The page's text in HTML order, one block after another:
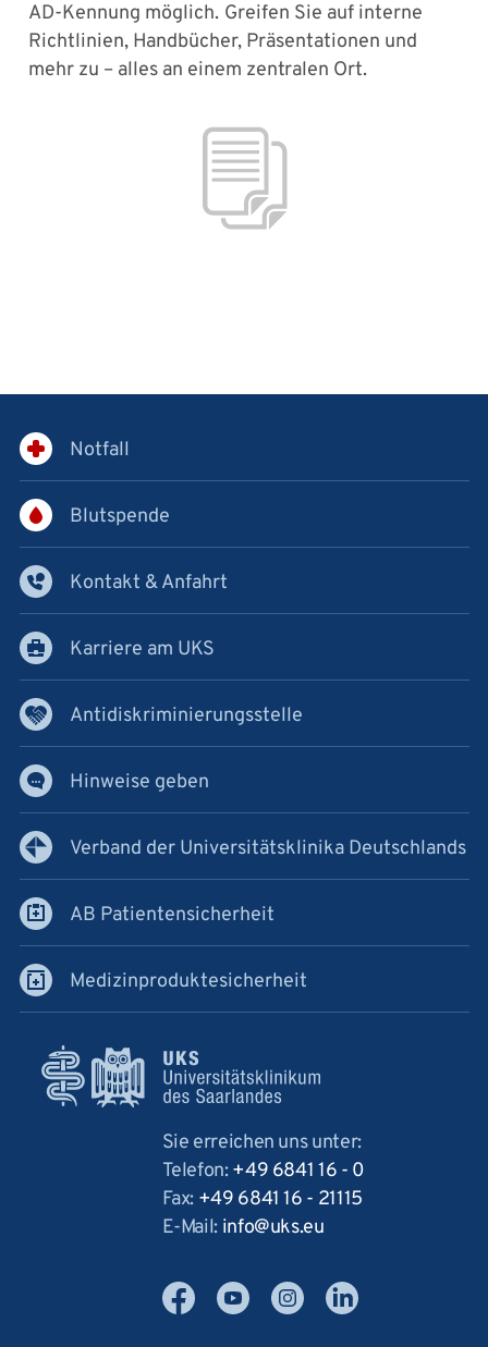
AD-Kennung möglich. Greifen Sie auf interne
Richtlinien, Handbücher, Präsentationen und
mehr zu – alles an einem zentralen Ort.
Notfall
Blutspende
Kontakt & Anfahrt
Karriere am UKS
Antidiskriminierungsstelle
Hinweise geben
Verband der Universitätsklinika Deutschlands
AB Patientensicherheit
Medizinproduktesicherheit
Sie erreichen uns unter:
Telefon:+49 6841 16 - 0
Fax: +49 6841 16 - 21115
E-Mail: info ukseu